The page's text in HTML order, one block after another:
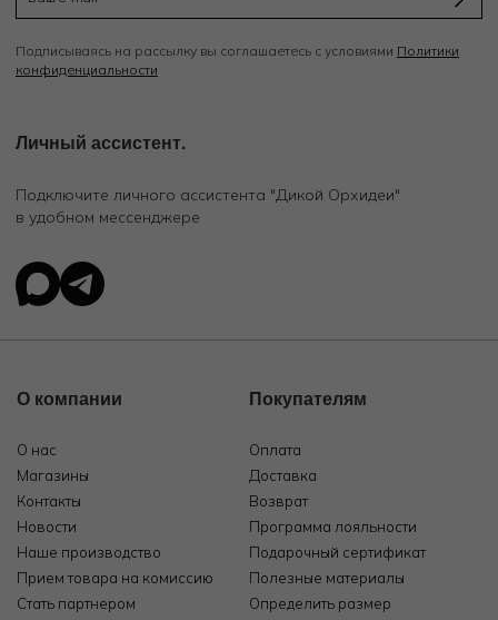
Подписываясь на рассылку вы соглашаетесь с условиями Политики
конфиденциальности
Личный ассистент.
Подключите личного ассистента "Дикой Орхидеи"
в удобном мессенджере
О компании
О нас
Магазины
Контакты
Новости
Наше производство
Прием товара на комиссию
Стать партнером
Покупателям
Оплата
Доставка
Возврат
Программа лояльности
Подарочный сертификат
Полезные материалы
Определить размер